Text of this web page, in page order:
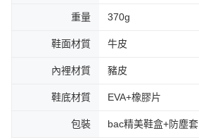
重量 370g
鞋面材質 牛皮
內裡材質 豬皮
鞋底材質 EVA+橡膠片
包裝 bac精美鞋盒+防塵套